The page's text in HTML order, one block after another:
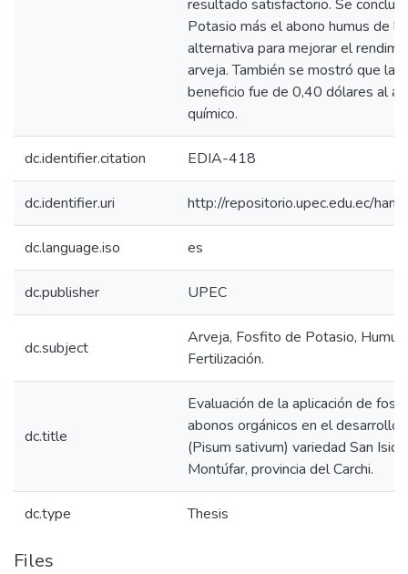
resultado satisfactorio. Se
Potasio más el abono humus de
alternativa para mejorar el
arveja. También se mostró que la
beneficio fue de 0,40 dólares al
químico.
dc.identifier.citation EDIA-418
dc.identifier.uri http://repositorio.upec.edu.ec/
dc.language.iso es
dc.publisher UPEC
dc.subject
Arveja, Fosfito de Potasio,
Fertilización.
dc.title
Evaluación de la aplicación de
abonos orgánicos en el desarrollo
(Pisum sativum) variedad San
Montúfar, provincia del Carchi.
dc.type Thesis
Files